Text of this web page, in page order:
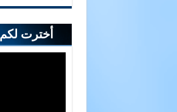
أخترت لكم